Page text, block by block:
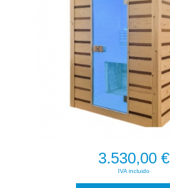
3.530,00 €
IVA incluido